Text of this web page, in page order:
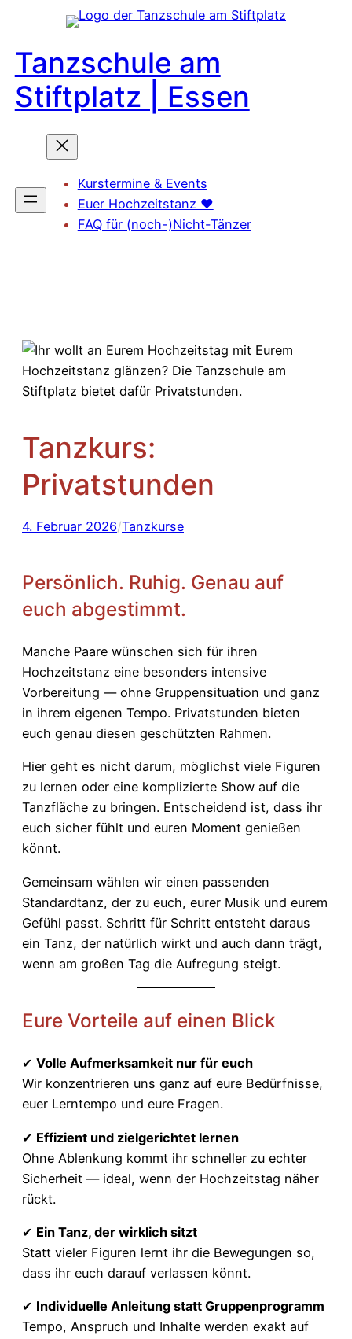
springen
Tanzschule am
Stiftplatz | Essen
Kurstermine & Events
Euer Hochzeitstanz ❤️
FAQ für (noch-)Nicht-Tänzer
Tanzkurs:
Privatstunden
4. Februar 2026/Tanzkurse
Persönlich. Ruhig. Genau auf
euch abgestimmt.
Manche Paare wünschen sich für ihren
Hochzeitstanz eine besonders intensive
Vorbereitung — ohne Gruppensituation und ganz
in ihrem eigenen Tempo. Privatstunden bieten
euch genau diesen geschützten Rahmen.
Hier geht es nicht darum, möglichst viele Figuren
zu lernen oder eine komplizierte Show auf die
Tanzfläche zu bringen. Entscheidend ist, dass ihr
euch sicher fühlt und euren Moment genießen
könnt.
Gemeinsam wählen wir einen passenden
Standardtanz, der zu euch, eurer Musik und eurem
Gefühl passt. Schritt für Schritt entsteht daraus
ein Tanz, der natürlich wirkt und auch dann trägt,
wenn am großen Tag die Aufregung steigt.
Eure Vorteile auf einen Blick
✔ Volle Aufmerksamkeit nur für euch
Wir konzentrieren uns ganz auf eure Bedürfnisse,
euer Lerntempo und eure Fragen.
✔ Effizient und zielgerichtet lernen
Ohne Ablenkung kommt ihr schneller zu echter
Sicherheit — ideal, wenn der Hochzeitstag näher
rückt.
✔ Ein Tanz, der wirklich sitzt
Statt vieler Figuren lernt ihr die Bewegungen so,
dass ihr euch darauf verlassen könnt.
✔ Individuelle Anleitung statt Gruppenprogramm
Tempo, Anspruch und Inhalte werden exakt auf